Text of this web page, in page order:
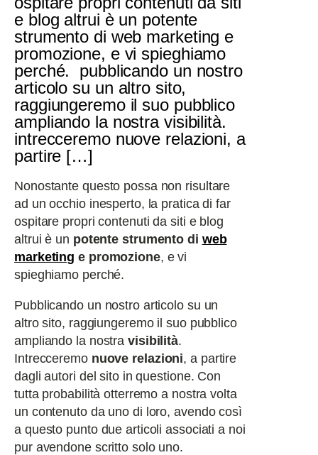
e blog altrui è un potente
strumento di web marketing e
promozione, e vi spieghiamo
perché. pubblicando un nostro
articolo su un altro sito,
raggiungeremo il suo pubblico
ampliando la nostra visibilità.
intrecceremo nuove relazioni, a
partire […]
Nonostante questo possa non risultare
ad un occhio inesperto, la pratica di far
ospitare propri contenuti da siti e blog
altrui è un potente strumento di web
marketing e promozione, e vi
spieghiamo perché.
Pubblicando un nostro articolo su un
altro sito, raggiungeremo il suo pubblico
ampliando la nostra visibilità.
Intrecceremo nuove relazioni, a partire
dagli autori del sito in questione. Con
tutta probabilità otterremo a nostra volta
un contenuto da uno di loro, avendo così
a questo punto due articoli associati a noi
pur avendone scritto solo uno.